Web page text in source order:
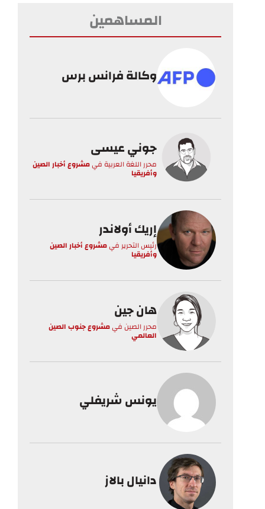
المساهمين
وكالة فرانس برس
جوني عيسى
محرر اللغة العربية فيمشروع أخبار الصين
وأفريقيا
إريك أولاندر
رئيس التحرير فيمشروع أخبار الصين
وأفريقيا
هان جين
محرر الصينفيمشروع جنوب الصين
العالمي
يونس شريفلي
دانيال بالاز